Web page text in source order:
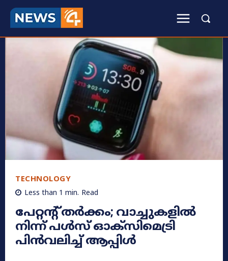
TECHNOLOGY
Less than 1 min. Read
പേറ്റന്റ് തർക്കം; വാച്ചുകളിൽ
നിന്ന് പള്‍സ് ഓക്‌സിമെട്രി
പിൻവലിച്ച് ആപ്പിൾ